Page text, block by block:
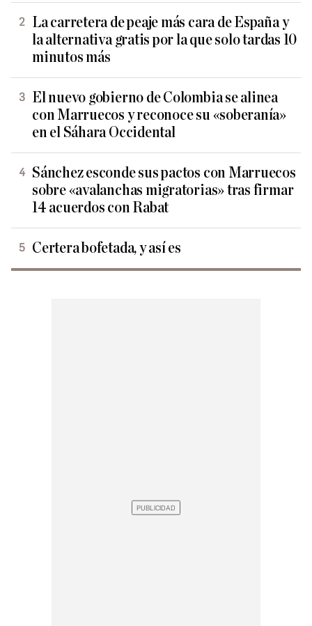
La carretera de peaje más cara de España y
la alternativa gratis por la que solo tardas 10
minutos más
El nuevo gobierno de Colombia se alinea
con Marruecos y reconoce su «soberanía»
en el Sáhara Occidental
Sánchez esconde sus pactos con Marruecos
sobre «avalanchas migratorias» tras firmar
14 acuerdos con Rabat
Certera bofetada, y así es